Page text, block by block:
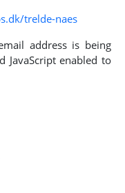
trelde-naes
address is being
JavaScript enabled to